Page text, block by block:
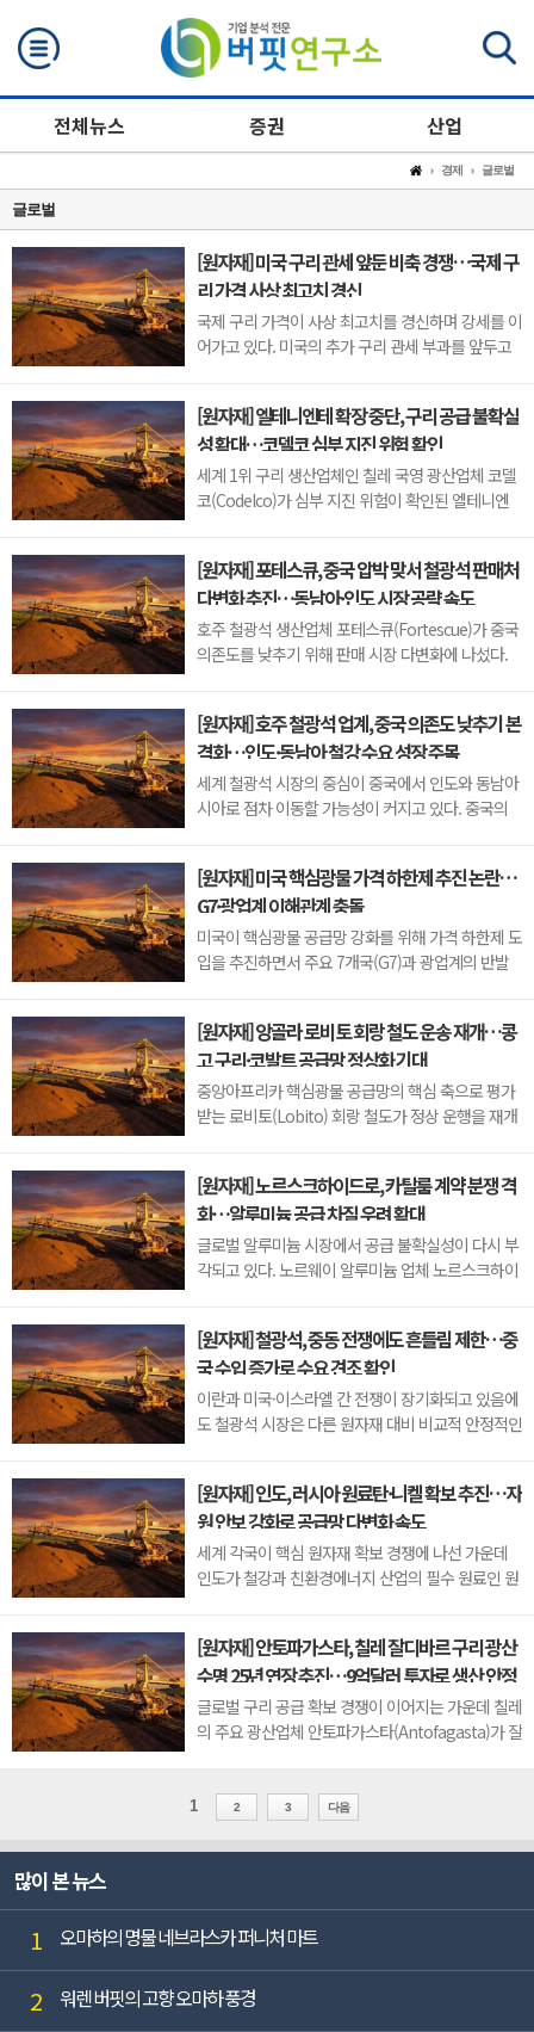
전체뉴스 증권 산업
경제 글로벌
글로벌
[원자재] 미국 구리 관세 앞둔 비축 경쟁…국제 구
리 가격 사상 최고치 경신
국제 구리 가격이 사상 최고치를 경신하며 강세를 이
어가고 있다. 미국의 추가 구리 관세 부과를 앞두고
빠르게 상승한 것으로 풀이된다.지난 8월 5일 뉴욕
상업거래소(COMEX)의 9월물 구리 가격은 장중 톤
당 1만4781달러(원화 약 2040만원)까...
[원자재] 엘테니엔테 확장 중단, 구리 공급 불확실
성 확대…코델코 심부 지진 위험 확인
세계 1위 구리 생산업체인 칠레 국영 광산업체 코델
코(Codelco)가 심부 지진 위험이 확인된 엘테니엔
의 구리 갱내광산(땅속 터널을 통해 광물을 채굴하
는 광산)에서 생산 확대 계획에 제동이 걸리면서 글
로벌 구리 공급에 대한 우려가 다시 커지고 있다.코...
[원자재] 포테스큐, 중국 압박 맞서 철광석 판매처
다변화 추진…동남아·인도 시장 공략 속도
호주 철광석 생산업체 포테스큐(Fortescue)가 중국
의존도를 낮추기 위해 판매 시장 다변화에 나섰다.
매 협상이 난항을 겪으면서 동남아시아와 인도 등 중
국 외 지역으로 판매를 확대하겠다는 전략이다.이번
갈등의 핵심은 구매 협상 과정이다. 중국광물...
[원자재] 호주 철광석 업계, 중국 의존도 낮추기 본
격화…인도·동남아 철강 수요 성장 주목
세계 철광석 시장의 중심이 중국에서 인도와 동남아
시아로 점차 이동할 가능성이 커지고 있다. 중국의
아시아에 주목하고 있기 때문이다.중국은 세계 최대
철강 생산국이지만 부동산 경기 침체가 장기화되면
서 철강 소비가 감소하고 ...
[원자재] 미국 핵심광물 가격 하한제 추진 논란…
G7·광업계 이해관계 충돌
미국이 핵심광물 공급망 강화를 위해 가격 하한제 도
입을 추진하면서 주요 7개국(G7)과 광업계의 반발
를 둘러싼 논란이 확대되는 모습이다.현재 미국은 코
발트, 리튬, 니켈, 중희토류, 안티모니, 흑연, 텅스텐
등 전략 광물의 생산 확대를 ...
[원자재] 앙골라 로비토 회랑 철도 운송 재개…콩
고 구리·코발트 공급망 정상화 기대
중앙아프리카 핵심광물 공급망의 핵심 축으로 평가
받는 로비토(Lobito) 회랑 철도가 정상 운행을 재개
상화 기대감이 커지고 있다.앙골라 철도 운영업체 엘
에이알(LAR·Lobito Atlantic Railway)은 홍수 피해
를 입었던 로비토항과 우암부(Huambo) ...
[원자재] 노르스크하이드로, 카탈룸 계약 분쟁 격
화…알루미늄 공급 차질 우려 확대
글로벌 알루미늄 시장에서 공급 불확실성이 다시 부
각되고 있다. 노르웨이 알루미늄 업체 노르스크하이
서 시장의 관심이 집중되고 있다.이번 조치는 생산
차질이 아닌 판매 계약 분쟁에서 비롯됐다는 점에서
더욱 주목된다. 카탈룸은 ...
[원자재] 철광석, 중동 전쟁에도 흔들림 제한…중
국 수입 증가로 수요 견조 확인
이란과 미국·이스라엘 간 전쟁이 장기화되고 있음에
도 철광석 시장은 다른 원자재 대비 비교적 안정적인
습이다.철광석이 상대적으로 안정적인 이유는 주요
공급망 구조에 있다. 중국이 수입하는 철광석 대부분
은 호주와 브라질...
[원자재] 인도, 러시아 원료탄·니켈 확보 추진…자
원 안보 강화로 공급망 다변화 속도
세계 각국이 핵심 원자재 확보 경쟁에 나선 가운데
인도가 철강과 친환경에너지 산업의 필수 원료인 원
강화에 나서는 모습이다.인도 국영 철강업체 세일
(SAIL)과 국영 광업업체 엔엠디씨(NMDC)는 러시아
내 원료탄 자산 인수를 검토하고 ...
[원자재] 안토파가스타, 칠레 잘디바르 구리 광산
수명 25년 연장 추진…9억달러 투자로 생산 안정
성 강화
글로벌 구리 공급 확보 경쟁이 이어지는 가운데 칠레
의 주요 광산업체 안토파가스타(Antofagasta)가 잘
이 높은 수준을 유지하는 상황에서 장기 생산 기반
는 칠레 북부 잘디바르 광산에 총 ...
1 2 3 다음
많이 본 뉴스
1 오마하의 명물 네브라스카 퍼니처 마트
2 워렌 버핏의 고향 오마하 풍경
검색